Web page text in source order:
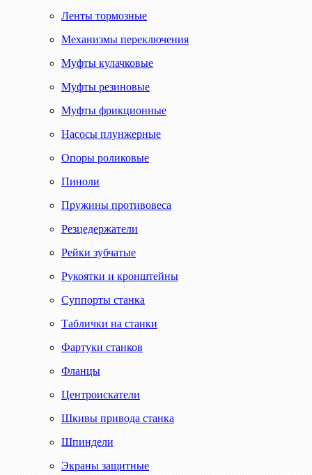
Ленты тормозные
Механизмы переключения
Муфты кулачковые
Муфты резиновые
Муфты фрикционные
Насосы плунжерные
Опоры роликовые
Пиноли
Пружины противовеса
Резцедержатели
Рейки зубчатые
Рукоятки и кронштейны
Суппорты станка
Таблички на станки
Фартуки станков
Фланцы
Центроискатели
Шкивы привода станка
Шпиндели
Экраны защитные